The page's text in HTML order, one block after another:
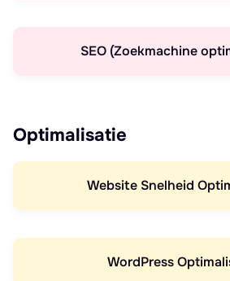
SEO (Zoekmachine
Optimalisatie
Website Snelheid
WordPress